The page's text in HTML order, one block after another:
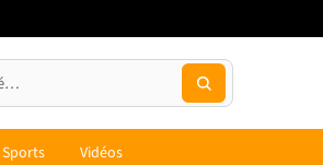
Sports Vidéos